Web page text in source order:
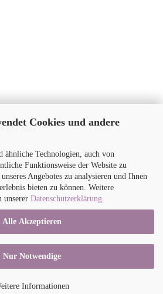
Cookies und andere
ähnliche Technologien, auch von
Funktionsweise der Website zu
Angebotes zu analysieren und Ihnen
bieten zu können. Weitere
unserer Datenschutzerklärung
Alle Akzeptieren
Nur Notwendige
Informationen
MIT
MIT